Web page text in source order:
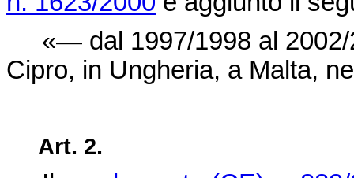
«— dal 1997/1998 al 2002/
Cipro, in Ungheria, a Malta,
Art. 2.